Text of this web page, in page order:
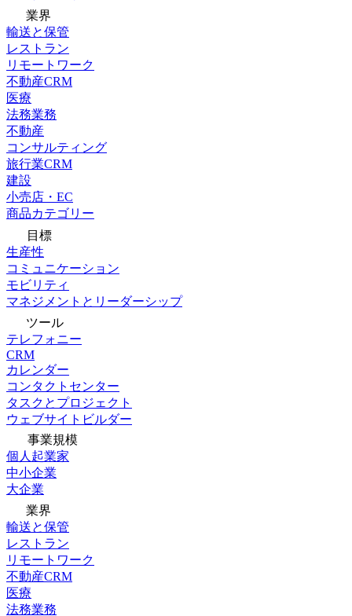
業界
輸送と保管
レストラン
リモートワーク
不動産CRM
医療
法務業務
不動産
コンサルティング
旅行業CRM
建設
小売店・EC
商品カテゴリー
目標
生産性
コミュニケーション
モビリティ
マネジメントとリーダーシップ
ツール
テレフォニー
CRM
カレンダー
コンタクトセンター
タスクとプロジェクト
ウェブサイトビルダー
事業規模
個人起業家
中小企業
大企業
業界
輸送と保管
レストラン
リモートワーク
不動産CRM
医療
法務業務